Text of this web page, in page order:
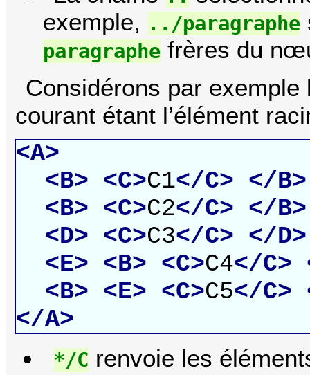
exemple, ../paragraphe
paragraphe frères du
Considérons par
courant étant l’élément
<A>
<B> <C>C1</C> </B>
<B> <C>C2</C> </B>
<D> <C>C3</C> </D>
<E> <B> <C>C4</C>
<B> <E> <C>C5</C>
</A>
*/C renvoie les